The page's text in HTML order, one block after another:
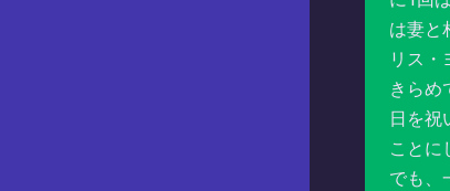
は妻と
リス・
きらめ
日を祝
こと
でも、